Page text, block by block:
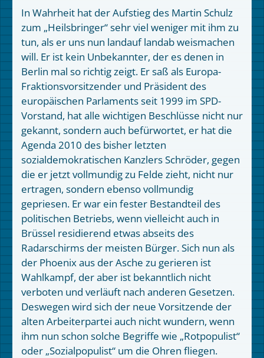
In Wahrheit hat der Aufstieg des Martin Schulz
zum „Heilsbringer“ sehr viel weniger mit ihm zu
tun, als er uns nun landauf landab weismachen
will. Er ist kein Unbekannter, der es denen in
Berlin mal so richtig zeigt. Er saß als Europa-
Fraktionsvorsitzender und Präsident des
europäischen Parlaments seit 1999 im SPD-
Vorstand, hat alle wichtigen Beschlüsse nicht nur
gekannt, sondern auch befürwortet, er hat die
Agenda 2010 des bisher letzten
sozialdemokratischen Kanzlers Schröder, gegen
die er jetzt vollmundig zu Felde zieht, nicht nur
ertragen, sondern ebenso vollmundig
gepriesen. Er war ein fester Bestandteil des
politischen Betriebs, wenn vielleicht auch in
Brüssel residierend etwas abseits des
Radarschirms der meisten Bürger. Sich nun als
der Phoenix aus der Asche zu gerieren ist
Wahlkampf, der aber ist bekanntlich nicht
verboten und verläuft nach anderen Gesetzen.
Deswegen wird sich der neue Vorsitzende der
alten Arbeiterpartei auch nicht wundern, wenn
ihm nun schon solche Begriffe wie „Rotpopulist“
oder „Sozialpopulist“ um die Ohren fliegen.